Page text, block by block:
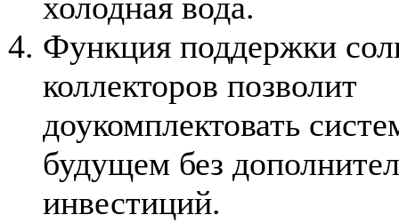
холодная вода.
Функция поддержки
коллекторов позволит
доукомплектовать
будущем без
инвестиций.